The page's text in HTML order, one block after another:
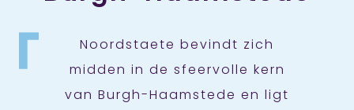
Noordstaete bevindt zich
midden in de sfeervolle kern
van Burgh-Haamstede en ligt